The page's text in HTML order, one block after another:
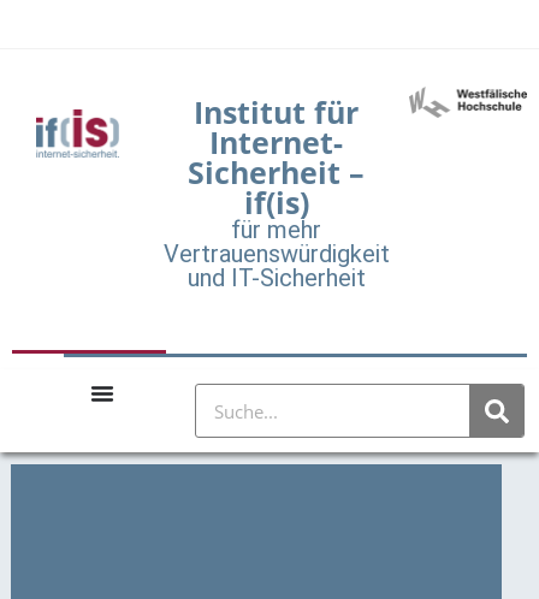
Institut für
Internet-
Sicherheit –
if(is)
für mehr
Vertrauenswürdigkeit
und IT-Sicherheit